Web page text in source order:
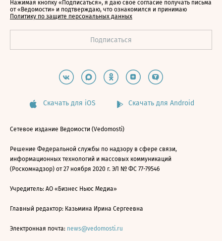
Нажимая кнопку «Подписаться», я даю свое согласие получать письма
от «Ведомости» и подтверждаю, что ознакомился и принимаю
Политику по защите персональных данных
Скачать для iOS Скачать для Android
Сетевое издание Ведомости (Vedomosti)
Решение Федеральной службы по надзору в сфере связи,
информационных технологий и массовых коммуникаций
(Роскомнадзор) от 27 ноября 2020 г. ЭЛ № ФС 77-79546
Учредитель: АО «Бизнес Ньюс Медиа»
Главный редактор: Казьмина Ирина Сергеевна
Электронная почта: news@vedomosti.ru